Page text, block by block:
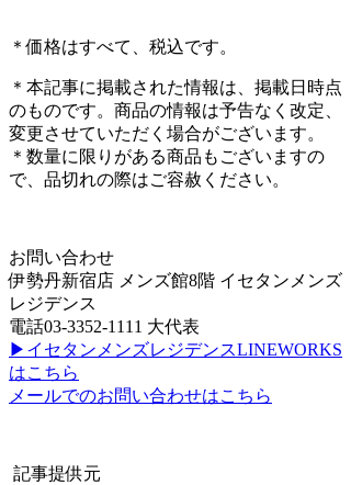
＊価格はすべて、税込です。
＊本記事に掲載された情報は、掲載日時点
のものです。商品の情報は予告なく改定、
変更させていただく場合がございます。
＊数量に限りがある商品もございますの
で、品切れの際はご容赦ください。
お問い合わせ
伊勢丹新宿店 メンズ館8階 イセタンメンズ
レジデンス
電話03-3352-1111 大代表
▶イセタンメンズレジデンスLINEWORKS
はこちら
メールでのお問い合わせはこちら
記事提供元